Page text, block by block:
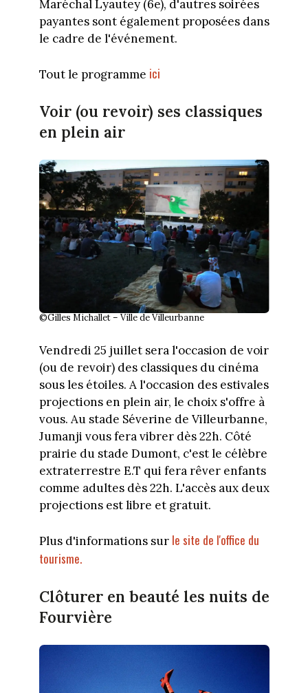
Maréchal Lyautey (6e), d'autres soirées
payantes sont également proposées dans
le cadre de l'événement.
Tout le programme ici
Voir (ou revoir) ses classiques
en plein air
©Gilles Michallet – Ville de Villeurbanne
Vendredi 25 juillet sera l'occasion de voir
(ou de revoir) des classiques du cinéma
sous les étoiles. A l'occasion des estivales
projections en plein air, le choix s'offre à
vous. Au stade Séverine de Villeurbanne,
Jumanji vous fera vibrer dès 22h. Côté
prairie du stade Dumont, c'est le célèbre
extraterrestre E.T qui fera rêver enfants
comme adultes dès 22h. L'accès aux deux
projections est libre et gratuit.
Plus d'informations sur le site de l'office du
tourisme.
Clôturer en beauté les nuits de
Fourvière